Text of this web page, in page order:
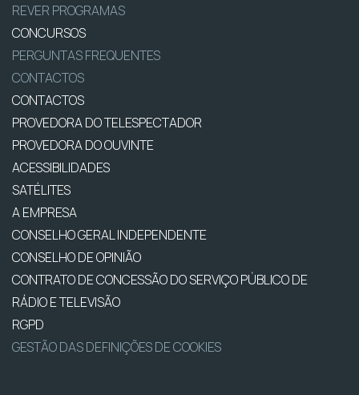
REVER PROGRAMAS
CONCURSOS
PERGUNTAS FREQUENTES
CONTACTOS
CONTACTOS
PROVEDORA DO TELESPECTADOR
PROVEDORA DO OUVINTE
ACESSIBILIDADES
SATÉLITES
A EMPRESA
CONSELHO GERAL INDEPENDENTE
CONSELHO DE OPINIÃO
CONTRATO DE CONCESSÃO DO SERVIÇO PÚBLICO DE
RÁDIO E TELEVISÃO
RGPD
GESTÃO DAS DEFINIÇÕES DE COOKIES